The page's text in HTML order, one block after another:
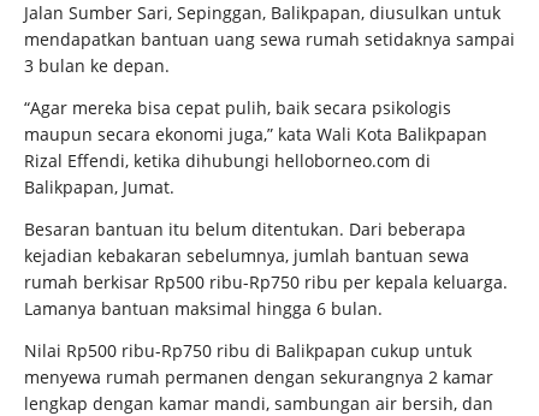
Jalan Sumber Sari, Sepinggan, Balikpapan, diusulkan untuk
mendapatkan bantuan uang sewa rumah setidaknya sampai
3 bulan ke depan.
“Agar mereka bisa cepat pulih, baik secara psikologis
maupun secara ekonomi juga,” kata Wali Kota Balikpapan
Rizal Effendi, ketika dihubungi helloborneo.com di
Balikpapan, Jumat.
Besaran bantuan itu belum ditentukan. Dari beberapa
kejadian kebakaran sebelumnya, jumlah bantuan sewa
rumah berkisar Rp500 ribu-Rp750 ribu per kepala keluarga.
Lamanya bantuan maksimal hingga 6 bulan.
Nilai Rp500 ribu-Rp750 ribu di Balikpapan cukup untuk
menyewa rumah permanen dengan sekurangnya 2 kamar
lengkap dengan kamar mandi, sambungan air bersih, dan